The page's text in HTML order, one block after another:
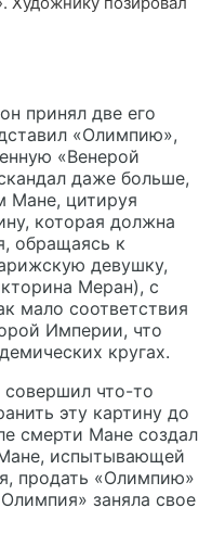
принял две его
«Олимпию»,
«Венерой
даже больше,
Мане, цитируя
которая должна
обращаясь к
девушку,
Меран), с
мало соответствия
Империи, что
кругах.
совершил что-то
эту картину до
смерти Мане создал
испытывающей
продать «Олимпию»
заняла свое